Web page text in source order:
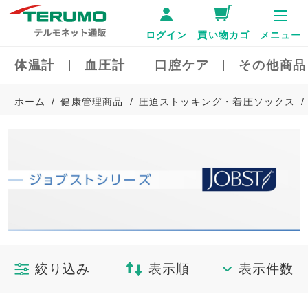
体温計 血圧計 口腔ケア その他商
ログイン 買い物カゴ メニュー
ホーム 健康管理商品 圧迫ストッキング・着圧ソックス
絞り込み 表示順 表示件数